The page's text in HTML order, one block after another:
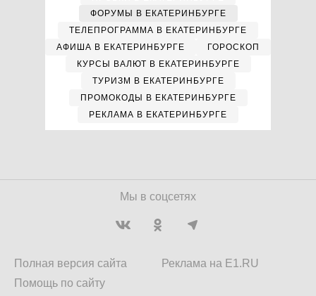
ФОРУМЫ В ЕКАТЕРИНБУРГЕ
ТЕЛЕПРОГРАММА В ЕКАТЕРИНБУРГЕ
АФИША В ЕКАТЕРИНБУРГЕ
ГОРОСКОП
КУРСЫ ВАЛЮТ В ЕКАТЕРИНБУРГЕ
ТУРИЗМ В ЕКАТЕРИНБУРГЕ
ПРОМОКОДЫ В ЕКАТЕРИНБУРГЕ
РЕКЛАМА В ЕКАТЕРИНБУРГЕ
Мы в соцсетях
Полная версия сайта
Помощь по сайту
Реклама на E1.RU